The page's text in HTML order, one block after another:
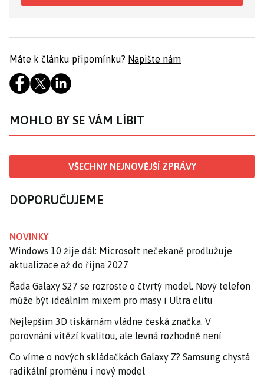
Máte k článku připomínku? Napište nám
MOHLO BY SE VÁM LÍBIT
VŠECHNY NEJNOVĚJŠÍ ZPRÁVY
DOPORUČUJEME
NOVINKY
Windows 10 žije dál: Microsoft nečekaně prodlužuje
aktualizace až do října 2027
Řada Galaxy S27 se rozroste o čtvrtý model. Nový telefon
může být ideálním mixem pro masy i Ultra elitu
Nejlepším 3D tiskárnám vládne česká značka. V
porovnání vítězí kvalitou, ale levná rozhodně není
Co víme o nových skládačkách Galaxy Z? Samsung chystá
radikální proměnu i nový model